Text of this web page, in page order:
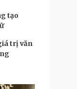
tạo
trị văn